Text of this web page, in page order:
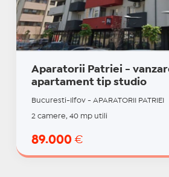
Aparatorii Patriei -
apartament tip studio
Bucuresti-Ilfov - APARATORII PATRIEI
2 camere, 40 mp utili
89.000 €